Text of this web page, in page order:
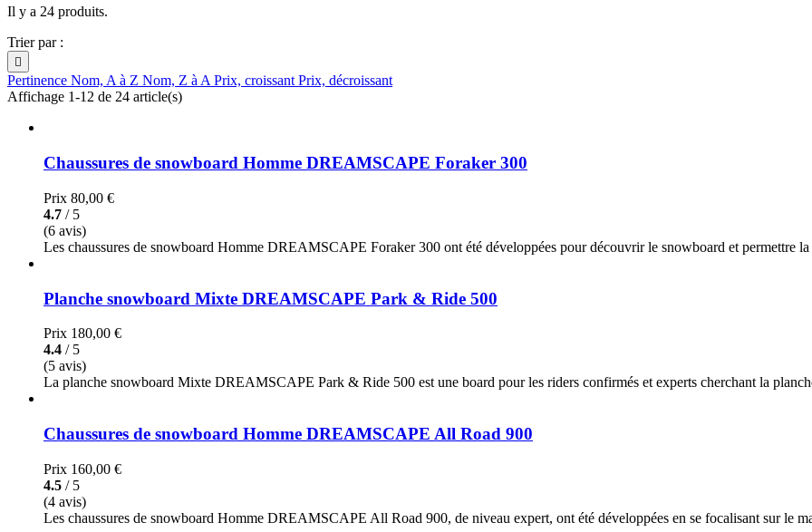
Il y a 24 produits.
Trier par :

Pertinence Nom, A à Z Nom, Z à APrix, croissantPrix, décroissant
Affichage 1-12 de 24 article(s)
Chaussures de snowboard Homme DREAMSCAPE Foraker 300
Prix 80,00 €
4.7 / 5
(6 avis)
Les chaussures de snowboard Homme DREAMSCAPE Foraker 300 ont été développées pour découvrir le snowboard et permettre la
Planche snowboard Mixte DREAMSCAPE Park & Ride 500
Prix 180,00 €
4.4 / 5
(5 avis)
La planche snowboard Mixte DREAMSCAPE Park & Ride 500 est une board pour les riders confirmés et experts cherchant la
Chaussures de snowboard Homme DREAMSCAPE All Road 900
Prix 160,00 €
4.5 / 5
(4 avis)
Les chaussures de snowboard Homme DREAMSCAPE All Road 900, de niveau expert, ont été développées en se focalisant sur le